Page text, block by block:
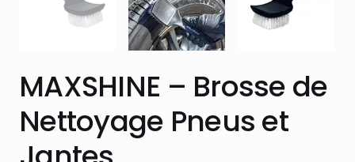
MAXSHINE – Brosse de
Nettoyage Pneus et